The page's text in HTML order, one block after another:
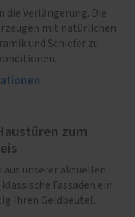
die Verlängerung. Die
mit natürlichen
und Schiefer zu
zum
aus unserer aktuellen
Fassaden ein
Ihren Geldbeutel.